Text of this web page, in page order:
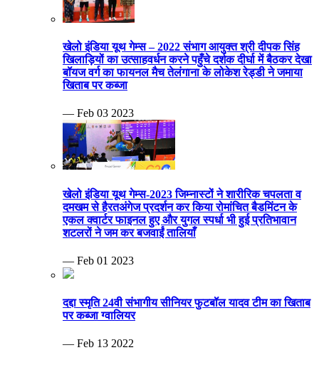
खेलो इंडिया यूथ गेम्स – 2022 संभाग आयुक्त श्री दीपक सिंह
खिलाड़ियों का उत्साहवर्धन करने पहुँचे दर्शक दीर्घा में बैठकर देखा
बॉयज वर्ग का फायनल मैच तेलंगाना के लोकेश रेड्डी ने जमाया
खिताब पर कब्जा
— Feb 03 2023
खेलो इंडिया यूथ गेम्स-2023 जिम्नास्टों ने शारीरिक चपलता व
दमखम से हैरतअंगेज प्रदर्शन कर किया रोमांचित बैडमिंटन के
एकल क्वार्टर फाइनल हुए और युगल स्पर्धा भी हुई प्रतिभावान
शटलरों ने जम कर बजवाईं तालियाँ
— Feb 01 2023
दद्दा स्मृति 24वी संभागीय सीनियर फुटबॉल यादव टीम का खिताब
पर कब्जा ग्वालियर
— Feb 13 2022